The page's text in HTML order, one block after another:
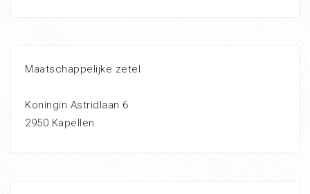
Maatschappelijke zetel
Koningin Astridlaan 6
2950 Kapellen